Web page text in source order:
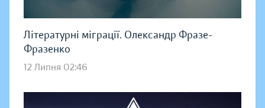
Літературні міграції. Олександр Фразе-
Фразенко
12 Липня 02:46